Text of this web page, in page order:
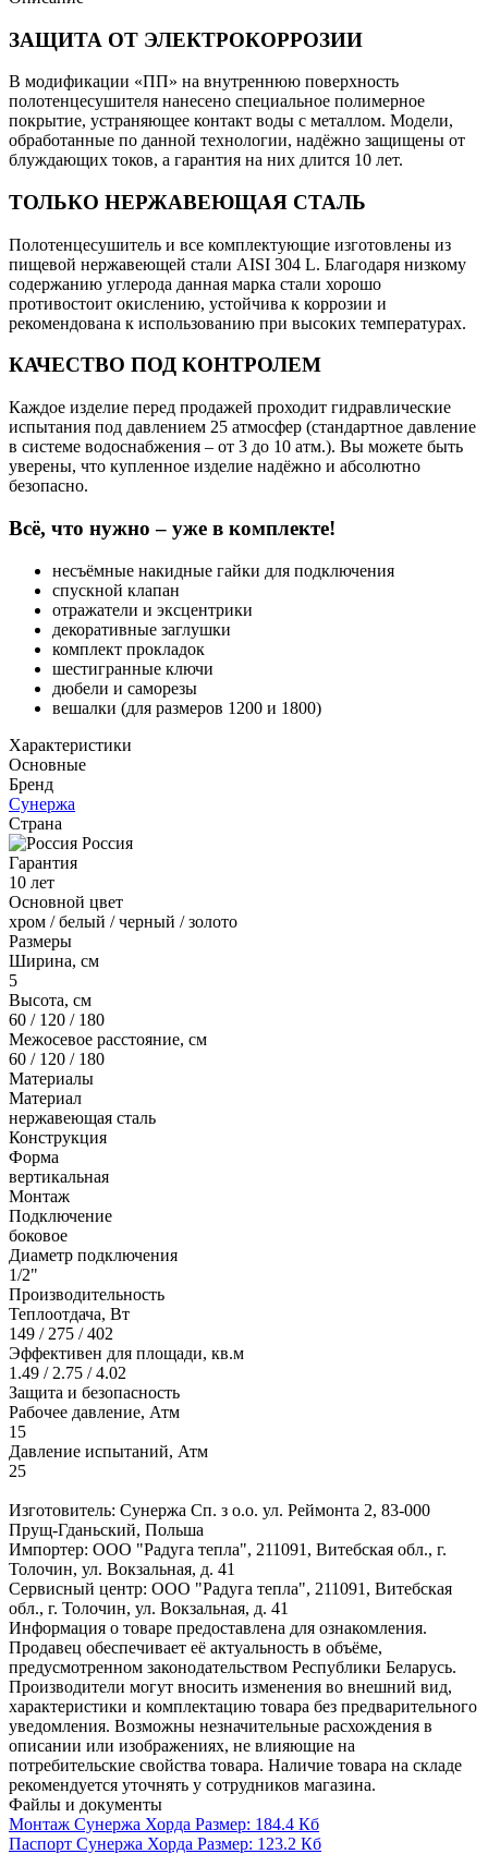
ЗАЩИТА ОТ ЭЛЕКТРОКОРРОЗИИ
В модификации «ПП» на внутреннюю поверхность
полотенцесушителя нанесено специальное полимерное
покрытие, устраняющее контакт воды с металлом. Модели,
обработанные по данной технологии, надёжно защищены от
блуждающих токов, а гарантия на них длится 10 лет.
ТОЛЬКО НЕРЖАВЕЮЩАЯ СТАЛЬ
Полотенцесушитель и все комплектующие изготовлены из
пищевой нержавеющей стали AISI 304 L. Благодаря низкому
содержанию углерода данная марка стали хорошо
противостоит окислению, устойчива к коррозии и
рекомендована к использованию при высоких температурах.
КАЧЕСТВО ПОД КОНТРОЛЕМ
Каждое изделие перед продажей проходит гидравлические
испытания под давлением 25 атмосфер (стандартное давление
в системе водоснабжения – от 3 до 10 атм.). Вы можете быть
уверены, что купленное изделие надёжно и абсолютно
безопасно.
Всё, что нужно – уже в комплекте!
несъёмные накидные гайки для подключения
спускной клапан
отражатели и эксцентрики
декоративные заглушки
комплект прокладок
шестигранные ключи
дюбели и саморезы
вешалки (для размеров 1200 и 1800)
Характеристики
Основные
Бренд
Сунержа
Страна
Россия
Гарантия
10 лет
Основной цвет
хром / белый / черный / золото
Размеры
Ширина, см
5
Высота, см
60 / 120 / 180
Межосевое расстояние, см
60 / 120 / 180
Материалы
Материал
нержавеющая сталь
Конструкция
Форма
вертикальная
Монтаж
Подключение
боковое
Диаметр подключения
1/2"
Производительность
Теплоотдача, Вт
149 / 275 / 402
Эффективен для площади, кв.м
1.49 / 2.75 / 4.02
Защита и безопасность
Рабочее давление, Атм
15
Давление испытаний, Атм
25
Изготовитель: Сунержа Сп. з о.о. ул. Реймонта 2, 83-000
Прущ-Гданьский, Польша
Импортер: ООО "Радуга тепла", 211091, Витебская обл., г.
Толочин, ул. Вокзальная, д. 41
Сервисный центр: ООО "Радуга тепла", 211091, Витебская
обл., г. Толочин, ул. Вокзальная, д. 41
Информация о товаре предоставлена для ознакомления.
Продавец обеспечивает её актуальность в объёме,
предусмотренном законодательством Республики Беларусь.
Производители могут вносить изменения во внешний вид,
характеристики и комплектацию товара без предварительного
уведомления. Возможны незначительные расхождения в
описании или изображениях, не влияющие на
потребительские свойства товара. Наличие товара на складе
рекомендуется уточнять у сотрудников магазина.
Файлы и документы
Монтаж Сунержа Хорда Размер: 184.4 Кб
Паспорт Сунержа Хорда Размер: 123.2 Кб